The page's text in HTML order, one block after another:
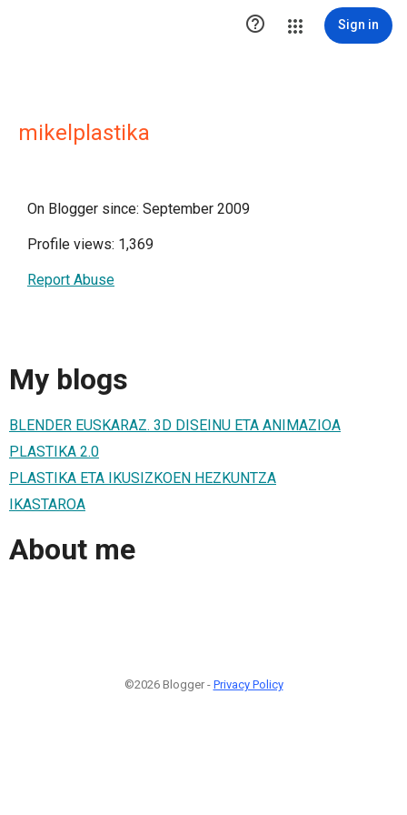
 Sign in
mikelplastika
On Blogger since: September 2009
Profile views: 1,369
Report Abuse
My blogs
BLENDER EUSKARAZ. 3D DISEINU ETA ANIMAZIOA
PLASTIKA 2.0
PLASTIKA ETA IKUSIZKOEN HEZKUNTZA
IKASTAROA
About me
©2026 Blogger - Privacy Policy